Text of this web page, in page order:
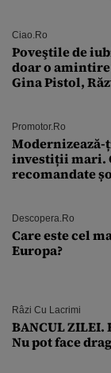
Ciao.ro
Poveştile de
doar o
Gina Pistol,
Promotor.ro
investiții mari.
recomandate
Descopera.ro
Care este cel
Europa?
Râzi Cu Lacrimi
BANCUL ZILEI.
Nu pot face